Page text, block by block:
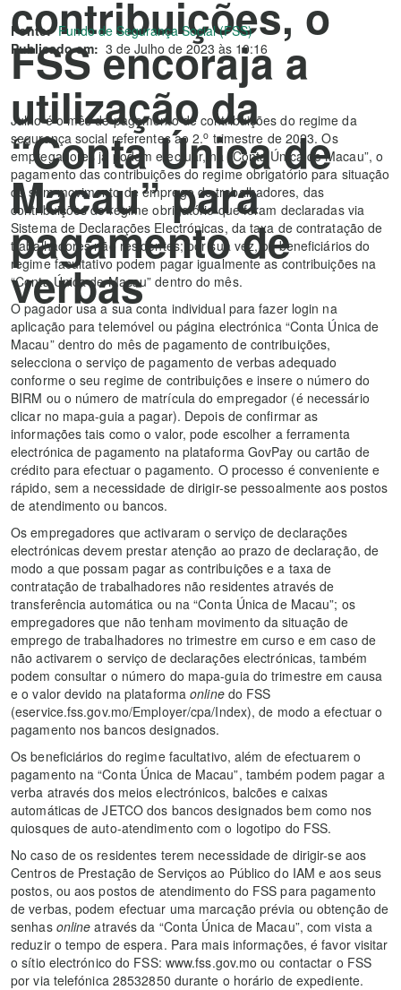
contribuições, o
FSS encoraja a
utilização da
“Conta Única de
Macau” para
pagamento de
verbas
Fonte: Fundo de Segurança Social (FSS)
Publicado em: 3 de Julho de 2023 às 10:16
Julho é o mês de pagamento de contribuições do regime da
segurança social referentes ao 2.o trimestre de 2023. Os
empregadores já podem efectuar, na “Conta Única de Macau”, o
pagamento das contribuições do regime obrigatório para situação
de sem movimento de emprego de trabalhadores, das
contribuições do regime obrigatório que foram declaradas via
Sistema de Declarações Electrónicas, da taxa de contratação de
trabalhadores não residentes; por sua vez, os beneficiários do
regime facultativo podem pagar igualmente as contribuições na
“Conta Única de Macau” dentro do mês.
O pagador usa a sua conta individual para fazer login na
aplicação para telemóvel ou página electrónica “Conta Única de
Macau” dentro do mês de pagamento de contribuições,
selecciona o serviço de pagamento de verbas adequado
conforme o seu regime de contribuições e insere o número do
BIRM ou o número de matrícula do empregador (é necessário
clicar no mapa-guia a pagar). Depois de confirmar as
informações tais como o valor, pode escolher a ferramenta
electrónica de pagamento na plataforma GovPay ou cartão de
crédito para efectuar o pagamento. O processo é conveniente e
rápido, sem a necessidade de dirigir-se pessoalmente aos postos
de atendimento ou bancos.
Os empregadores que activaram o serviço de declarações
electrónicas devem prestar atenção ao prazo de declaração, de
modo a que possam pagar as contribuições e a taxa de
contratação de trabalhadores não residentes através de
transferência automática ou na “Conta Única de Macau”; os
empregadores que não tenham movimento da situação de
emprego de trabalhadores no trimestre em curso e em caso de
não activarem o serviço de declarações electrónicas, também
podem consultar o número do mapa-guia do trimestre em causa
e o valor devido na plataformaonlinedo FSS
(eservice.fss.gov.mo/Employer/cpa/Index), de modo a efectuar o
pagamento nos bancos designados.
Os beneficiários do regime facultativo, além de efectuarem o
pagamento na “Conta Única de Macau”, também podem pagar a
verba através dos meios electrónicos, balcões e caixas
automáticas de JETCO dos bancos designados bem como nos
quiosques de auto-atendimento com o logotipo do FSS.
No caso de os residentes terem necessidade de dirigir-se aos
Centros de Prestação de Serviços ao Público do IAM e aos seus
postos, ou aos postos de atendimento do FSS para pagamento
de verbas, podem efectuar uma marcação prévia ou obtenção de
senhas online através da “Conta Única de Macau”, com vista a
reduzir o tempo de espera. Para mais informações, é favor visitar
o sítio electrónico do FSS: www.fss.gov.mo ou contactar o FSS
por via telefónica 28532850 durante o horário de expediente.